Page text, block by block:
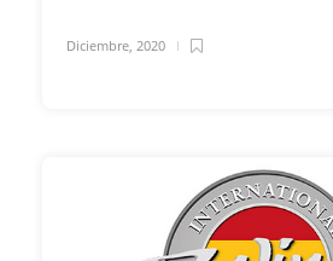
Diciembre, 2020